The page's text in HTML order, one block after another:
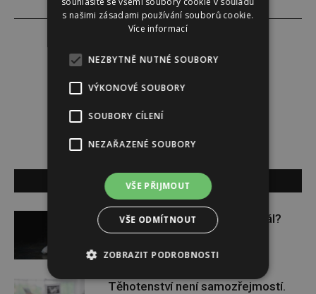
Venuše Doležalová Baxová
SOUVISEJÍCÍ ČLÁNKY
Budou se vraždit malé děti dál?
Těhotenství není samozřejmostí.
s našimi zásadami používání souborů cookie.
Více informací
NEZBYTNĚ NUTNÉ SOUBORY
VÝKONOVÉ SOUBORY
SOUBORY CÍLENÍ
NEZAŘAZENÉ SOUBORY
VŠE PŘIJMOUT
VŠE ODMÍTNOUT
ZOBRAZIT PODROBNOSTI